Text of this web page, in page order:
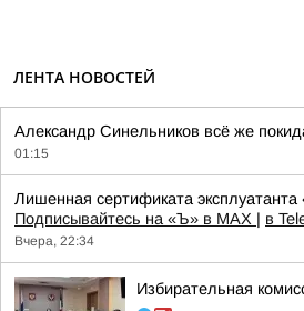
ЛЕНТА НОВОСТЕЙ
Александр Синельников всё же
01:15
Лишенная сертификата
Подписывайтесь на «Ъ» в MAX | в
Вчера, 22:34
Избирательная